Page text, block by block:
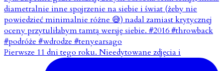
Pierwsze 11 dni tego roku. Nieedytowane zdjęcia i